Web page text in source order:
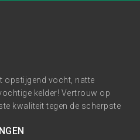
opstijgend vocht, natte
kelder! Vertrouw op
kwaliteit tegen de scherpste